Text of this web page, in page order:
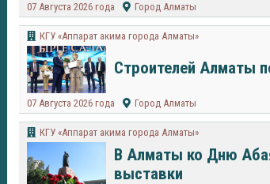
07 Августа 2026 года Город Алматы
КГУ «Аппарат акима города Алматы»
Строителей Алматы
07 Августа 2026 года Город Алматы
КГУ «Аппарат акима города Алматы»
В Алматы ко Дню
выставки